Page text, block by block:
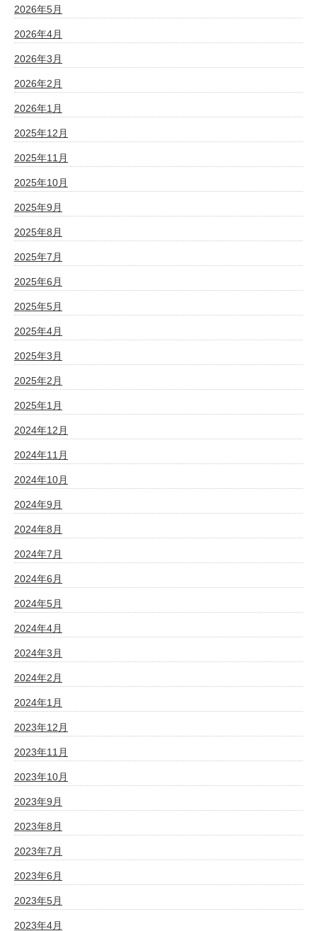
2026年5月
2026年4月
2026年3月
2026年2月
2026年1月
2025年12月
2025年11月
2025年10月
2025年9月
2025年8月
2025年7月
2025年6月
2025年5月
2025年4月
2025年3月
2025年2月
2025年1月
2024年12月
2024年11月
2024年10月
2024年9月
2024年8月
2024年7月
2024年6月
2024年5月
2024年4月
2024年3月
2024年2月
2024年1月
2023年12月
2023年11月
2023年10月
2023年9月
2023年8月
2023年7月
2023年6月
2023年5月
2023年4月